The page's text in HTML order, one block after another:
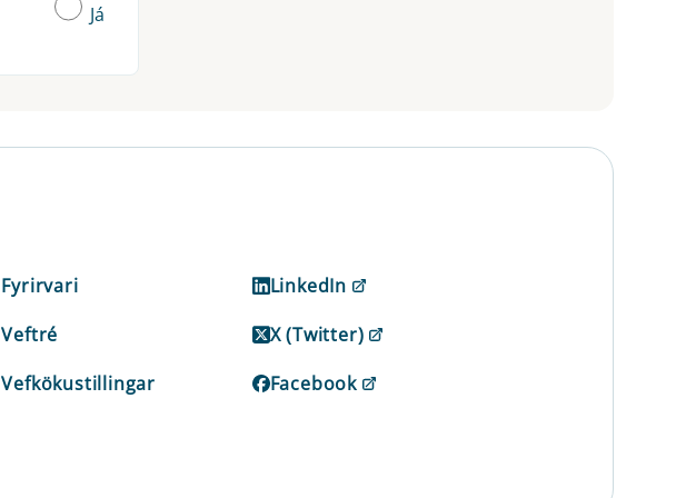
Já
Fyrirvari
Veftré
Vefkökustillingar
LinkedIn
X (Twitter)
Facebook